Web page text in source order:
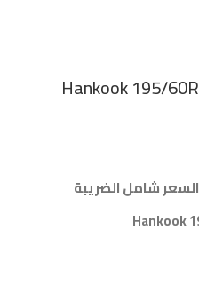
السعر شامل الضريبة